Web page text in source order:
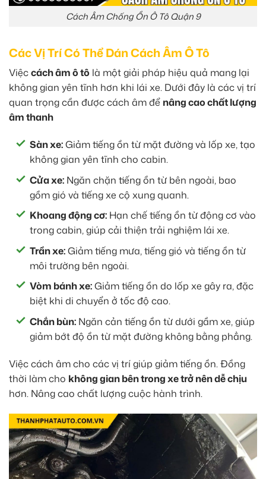
Cách Âm Chống Ồn Ô Tô Quận 9
Các Vị Trí Có Thể Dán Cách Âm Ô Tô
Việccách âm ô tô là một giải pháp hiệu quả mang lại
không gian yên tĩnh hơn khi lái xe. Dưới đây là các vị trí
quan trọng cần được cách âm để nâng cao chất lượng
âm thanh
Sàn xe:Giảm tiếng ồn từ mặt đường và lốp xe, tạo
không gian yên tĩnh cho cabin.
Cửa xe: Ngăn chặn tiếng ồn từ bên ngoài, bao
gồm gió và tiếng xe cộ xung quanh.
Khoang động cơ: Hạn chế tiếng ồn từ động cơ vào
trong cabin, giúp cải thiện trải nghiệm lái xe.
Trần xe:Giảm tiếng mưa, tiếng gió và tiếng ồn từ
môi trường bên ngoài.
Vòm bánh xe:Giảm tiếng ồn do lốp xe gây ra, đặc
biệt khi di chuyển ở tốc độ cao.
Chắn bùn: Ngăn cản tiếng ồn từ dưới gầm xe, giúp
giảm bớt độ ồn từ mặt đường không bằng phẳng.
Việc cách âm cho các vị trí giúp giảm tiếng ồn. Đồng
thời làm cho không gian bên trong xe trở nên dễ chịu
hơn. Nâng cao chất lượng cuộc hành trình.